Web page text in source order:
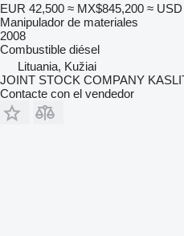
EUR 42,500 ≈ MX$845,200 ≈
Manipulador de materiales
2008
Combustible diésel
Lituania, Kužiai
JOINT STOCK COMPANY
Contacte con el vendedor